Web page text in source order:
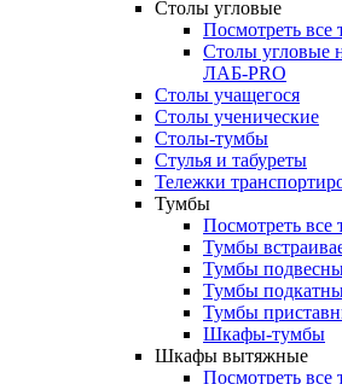
Столы угловые
Посмотреть все
Столы угловые
ЛАБ-PRO
Столы учащегося
Столы ученические
Столы-тумбы
Стулья и табуреты
Тележки
Тумбы
Посмотреть все
Тумбы
Тумбы
Тумбы
Тумбы
Шкафы-тумбы
Шкафы вытяжные
Посмотреть все